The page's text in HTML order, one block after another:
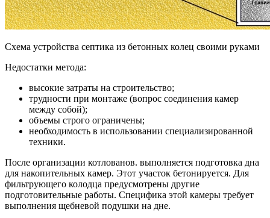
Схема устройства септика из бетонных колец своими руками
Недостатки метода:
высокие затраты на строительство;
трудности при монтаже (вопрос соединения камер
между собой);
объемы строго ограничены;
необходимость в использовании специализированной
техники.
После организации котлованов. выполняется подготовка дна
для накопительных камер. Этот участок бетонируется. Для
фильтрующего колодца предусмотрены другие
подготовительные работы. Специфика этой камеры требует
выполнения щебневой подушки на дне.